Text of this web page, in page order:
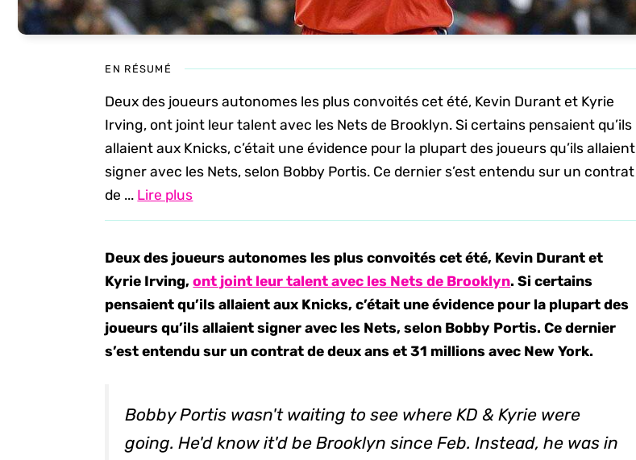
EN RÉSUMÉ
Deux des joueurs autonomes les plus convoités cet été, Kevin Durant et Kyrie
Irving, ont joint leur talent avec les Nets de Brooklyn. Si certains pensaient qu’ils
allaient aux Knicks, c’était une évidence pour la plupart des joueurs qu’ils allaient
signer avec les Nets, selon Bobby Portis. Ce dernier s’est entendu sur un contrat
de ... Lire plus
Deux des joueurs autonomes les plus convoités cet été, Kevin Durant et
Kyrie Irving,ont joint leur talent avec les Nets de Brooklyn. Si certains
pensaient qu’ils allaient aux Knicks, c’était une évidence pour la plupart des
joueurs qu’ils allaient signer avec les Nets, selon Bobby Portis. Ce dernier
s’est entendu sur un contrat de deux ans et 31 millions avec New York.
Bobby Portis wasn't waiting to see where KD & Kyrie were
going. He'd know it'd be Brooklyn since Feb. Instead, he was in